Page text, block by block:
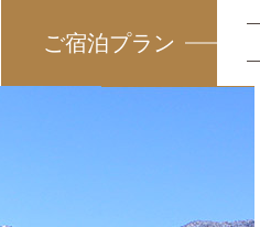
ご宿泊プラン